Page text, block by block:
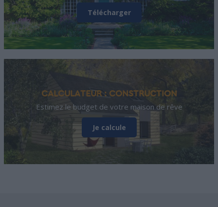
Télécharger
CALCULATEUR : CONSTRUCTION
Estimez le budget de votre maison de rêve
Je calcule